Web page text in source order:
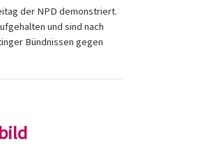
der NPD demonstriert.
und sind nach
Bündnissen gegen